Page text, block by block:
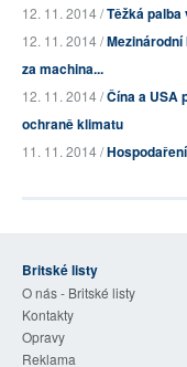
12. 11. 2014 /Těžká palba
12. 11. 2014 /
za machina...
12. 11. 2014 /Čína a USA
ochraně klimatu
11. 11. 2014 /
Britské listy
O nás - Britské listy
Kontakty
Opravy
Reklama